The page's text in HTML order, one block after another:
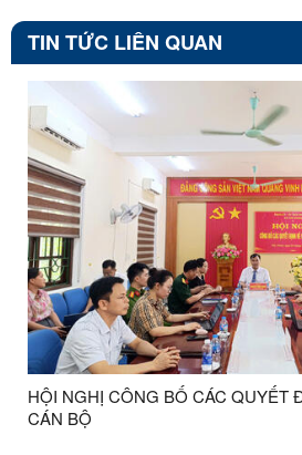
TIN TỨC LIÊN QUAN
HỘI NGHỊ CÔNG BỐ CÁC QUYẾT
CÁN BỘ